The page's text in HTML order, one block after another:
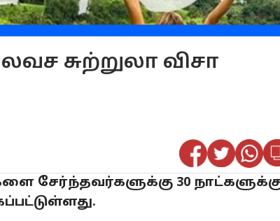
சுற்றுலா விசா
சேர்ந்தவர்களுக்கு 30